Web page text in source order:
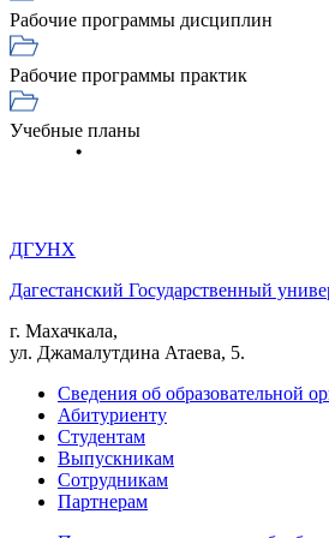
Рабочие программы дисциплин
Рабочие программы практик
Учебные планы
ДГУНХ
Дагестанский Государственный
г. Махачкала,
ул. Джамалутдина Атаева, 5.
Сведения об образовательной
Абитуриенту
Студентам
Выпускникам
Сотрудникам
Партнерам